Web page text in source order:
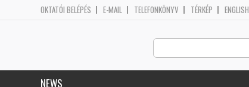
OKTATÓI BELÉPÉS E-MAIL TELEFONKÖNYV TÉRKÉP ENGLISH
NEWS